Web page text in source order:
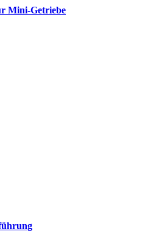
Mini-Getriebe